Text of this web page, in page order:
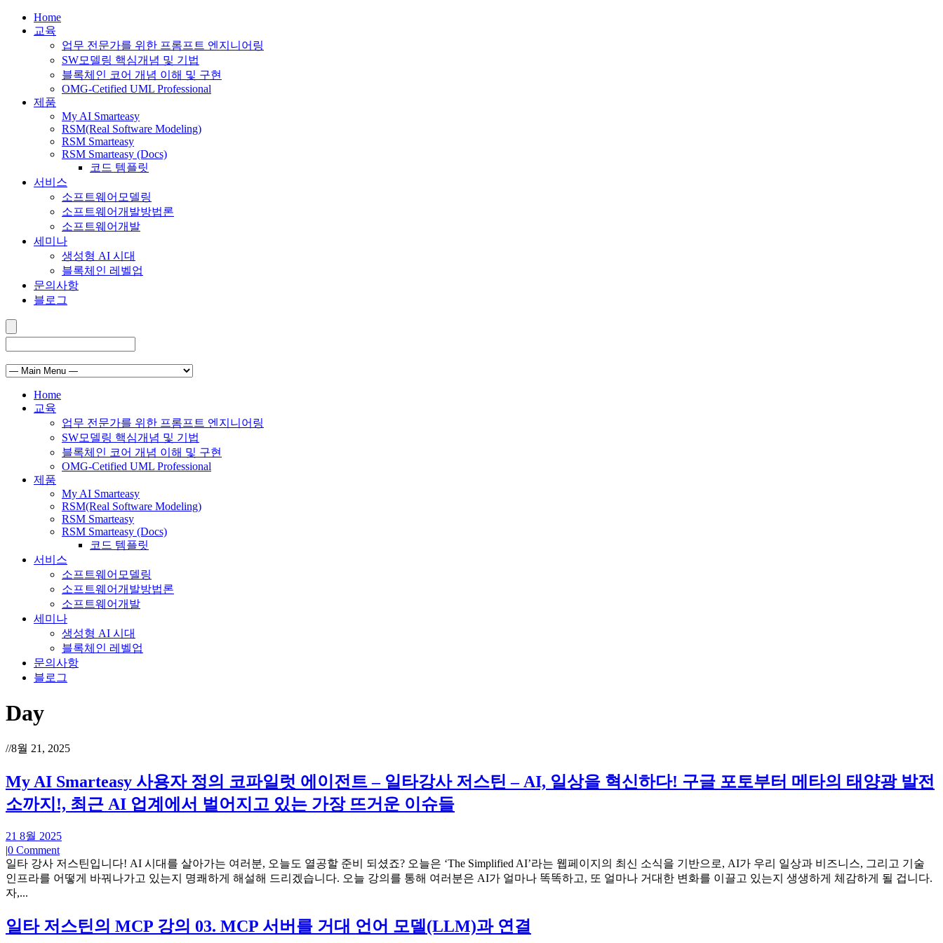
Home
교육
업무 전문가를 위한 프롬프트 엔지니어링
SW모델링 핵심개념 및 기법
블록체인 코어 개념 이해 및 구현
OMG-Cetified UML Professional
제품
My AI Smarteasy
RSM(Real Software Modeling)
RSM Smarteasy
RSM Smarteasy (Docs)
코드 템플릿
서비스
소프트웨어모델링
소프트웨어개발방법론
소프트웨어개발
세미나
생성형 AI 시대
블록체인 레벨업
문의사항
블로그
Home
교육
업무 전문가를 위한 프롬프트 엔지니어링
SW모델링 핵심개념 및 기법
블록체인 코어 개념 이해 및 구현
OMG-Cetified UML Professional
제품
My AI Smarteasy
RSM(Real Software Modeling)
RSM Smarteasy
RSM Smarteasy (Docs)
코드 템플릿
서비스
소프트웨어모델링
소프트웨어개발방법론
소프트웨어개발
세미나
생성형 AI 시대
블록체인 레벨업
문의사항
블로그
Day
//8월 21, 2025
My AI Smarteasy 사용자 정의 코파일럿 에이전트 – 일타강사 저스틴 – AI, 일상을 혁신하다! 구글 포토부터 메타의 태양광 발전
소까지!, 최근 AI 업계에서 벌어지고 있는 가장 뜨거운 이슈들
21 8월 2025
|0 Comment
일타 강사 저스틴입니다! AI 시대를 살아가는 여러분, 오늘도 열공할 준비 되셨죠? 오늘은 ‘The Simplified AI’라는 웹페이지의 최신 소식을 기반으로, AI가 우리 일상과 비즈니스, 그리고 기술
인프라를 어떻게 바꿔나가고 있는지 명쾌하게 해설해 드리겠습니다. 오늘 강의를 통해 여러분은 AI가 얼마나 똑똑하고, 또 얼마나 거대한 변화를 이끌고 있는지 생생하게 체감하게 될 겁니다.
자,...
일타 저스틴의 MCP 강의 03. MCP 서버를 거대 언어 모델(LLM)과 연결